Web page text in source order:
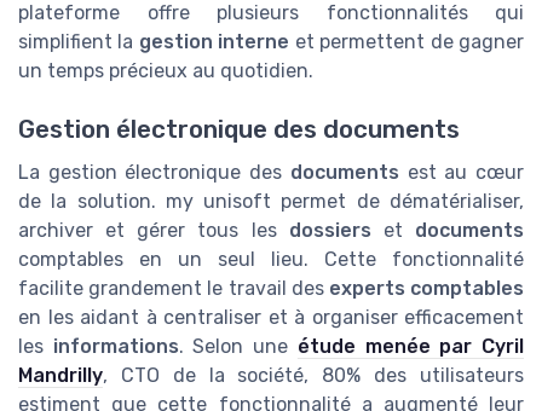
plateforme offre plusieurs fonctionnalités qui
simplifient la gestion interne et permettent de gagner
un temps précieux au quotidien.
Gestion électronique des documents
La gestion électronique des documents est au cœur
de la solution. my unisoft permet de dématérialiser,
archiver et gérer tous les dossiers et documents
comptables en un seul lieu. Cette fonctionnalité
facilite grandement le travail des experts comptables
en les aidant à centraliser et à organiser efficacement
les informations. Selon une étude menée par Cyril
Mandrilly, CTO de la société, 80% des utilisateurs
estiment que cette fonctionnalité a augmenté leur